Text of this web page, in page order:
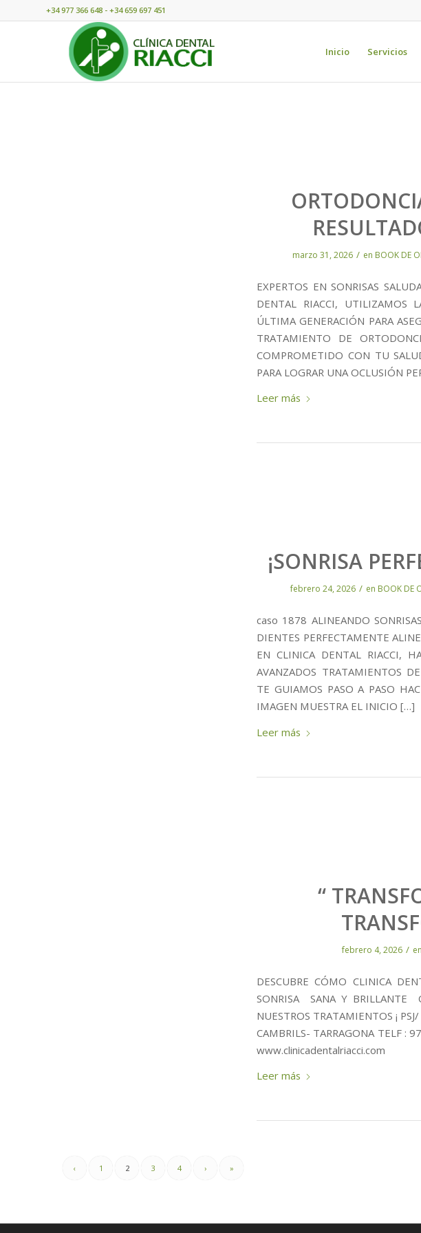
+34 977 366 648 - +34 659 697 451
Inicio Servicios
marzo 31, 2026 / en BOOK DE
EXPERTOS EN SONRISAS
DENTAL RIACCI, UTILIZAMOS
ÚLTIMA GENERACIÓN PARA
TRATAMIENTO DE
COMPROMETIDO CON TU
PARA LOGRAR UNA OCLUSIÓN
Leer más
¡SONRISA
febrero 24, 2026 / en BOOK DE
caso 1878 ALINEANDO
DIENTES PERFECTAMENTE
EN CLINICA DENTAL RIACCI,
AVANZADOS TRATAMIENTOS
TE GUIAMOS PASO A PASO
IMAGEN MUESTRA EL INICIO […]
Leer más
“
febrero 4, 2026 / en
DESCUBRE CÓMO CLINICA
SONRISA SANA Y BRILLANTE
NUESTROS
CAMBRILS- TARRAGONA TELF :
www.clinicadentalriacci.com
Leer más
‹ 1 2 3 4 › »